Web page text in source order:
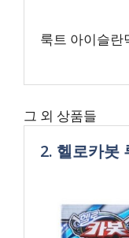
룩트 아이슬란
그 외 상품들
2. 헬로카봇